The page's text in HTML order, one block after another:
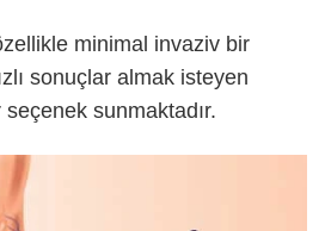
minimal invaziv bir
sonuçlar almak isteyen
sunmaktadır.